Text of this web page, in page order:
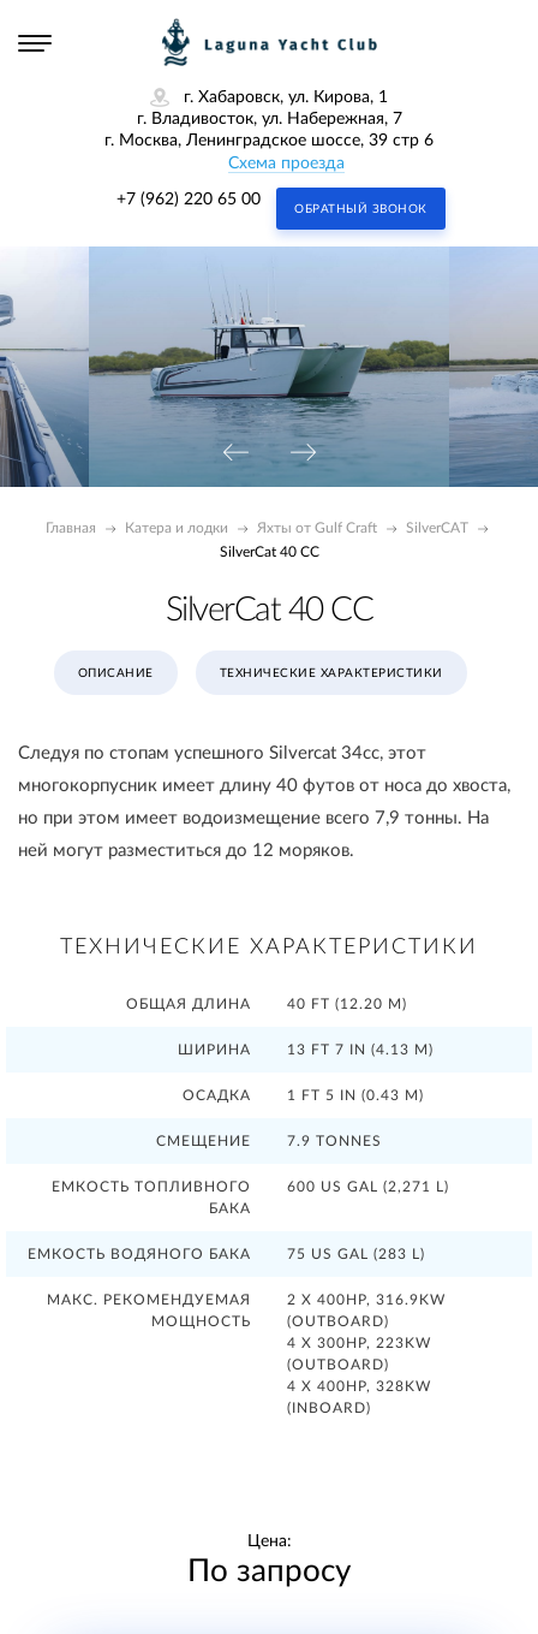
г. Хабаровск, ул. Кирова, 1
г. Владивосток, ул. Набережная, 7
г. Москва, Ленинградское шоссе, 39 стр 6
Схема проезда
+7 (962) 220 65 00
ОБРАТНЫЙ ЗВОНОК
Главная Катера и лодки Яхты от Gulf Craft
SilverCAT
SilverCat 40 CC
SilverCat 40 CC
ОПИСАНИЕ ТЕХНИЧЕСКИЕ ХАРАКТЕРИСТИКИ
Следуя по стопам успешного Silvercat 34cc, этот
многокорпусник имеет длину 40 футов от носа до хвоста,
но при этом имеет водоизмещение всего 7,9 тонны. На
ней могут разместиться до 12 моряков.
ТЕХНИЧЕСКИЕ ХАРАКТЕРИСТИКИ
ОБЩАЯ ДЛИНА 40 FT (12.20 M)
ШИРИНА 13 FT 7 IN (4.13 M)
ОСАДКА 1 FT 5 IN (0.43 M)
СМЕЩЕНИЕ 7.9 TONNES
ЕМКОСТЬ ТОПЛИВНОГО
БАКА
600 US GAL (2,271 L)
ЕМКОСТЬ ВОДЯНОГО БАКА 75 US GAL (283 L)
МАКС. РЕКОМЕНДУЕМАЯ
МОЩНОСТЬ
2 X 400HP, 316.9KW
(OUTBOARD)
4 X 300HP, 223KW
(OUTBOARD)
4 X 400HP, 328KW
(INBOARD)
Цена:
По запросу